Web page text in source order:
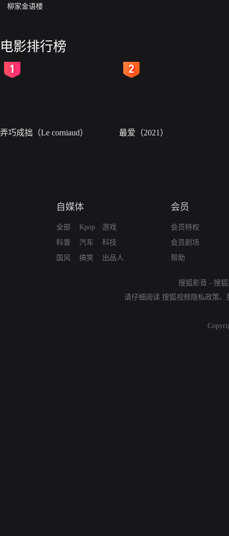
柳家金语楼
电影排行榜
弄巧成拙（Le corniaud） 最爱（2021）
自媒体
全部
科普
国风
Kpop
汽车
搞笑
游戏
科技
出品人
会员
会员特权
会员剧场
帮助
搜狐影音 - 搜
请仔细阅读 搜狐视频隐私政策、